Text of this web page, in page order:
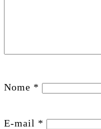
Nome *
E-mail *